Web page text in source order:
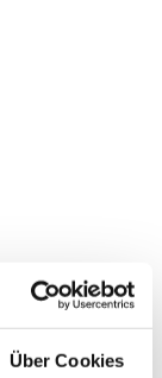
Über Cookies